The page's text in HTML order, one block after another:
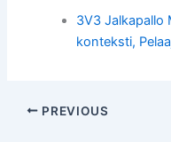
3V3 Jalkapallo
konteksti,
PREVIOUS